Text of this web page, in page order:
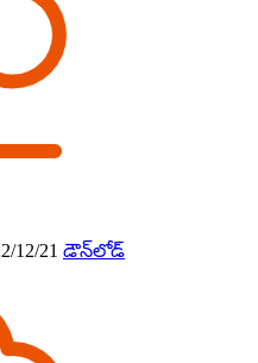
21 డౌన్‌లోడ్